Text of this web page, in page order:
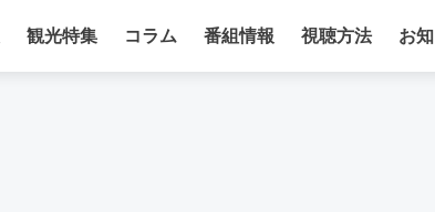
観光特集 コラム 番組情報 視聴方法 お